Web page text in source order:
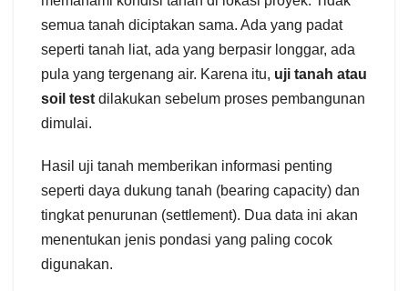
semua tanah diciptakan sama. Ada yang padat
seperti tanah liat, ada yang berpasir longgar, ada
pula yang tergenang air. Karena itu, uji tanah atau
soil test dilakukan sebelum proses pembangunan
dimulai.
Hasil uji tanah memberikan informasi penting
seperti daya dukung tanah (bearing capacity) dan
tingkat penurunan (settlement). Dua data ini akan
menentukan jenis pondasi yang paling cocok
digunakan.